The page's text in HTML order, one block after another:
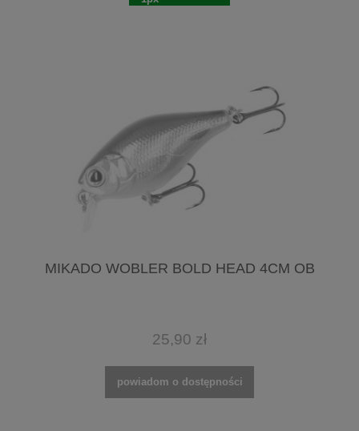
MIKADO WOBLER BOLD HEAD 4CM OB
25,90 zł
powiadom o dostępności